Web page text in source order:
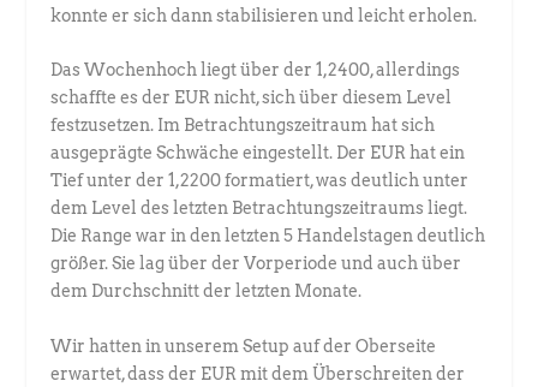
konnte er sich dann stabilisieren und leicht erholen.
Das Wochenhoch liegt über der 1,2400, allerdings
schaffte es der EUR nicht, sich über diesem Level
festzusetzen. Im Betrachtungszeitraum hat sich
ausgeprägte Schwäche eingestellt. Der EUR hat ein
Tief unter der 1,2200 formatiert, was deutlich unter
dem Level des letzten Betrachtungszeitraums liegt.
Die Range war in den letzten 5 Handelstagen deutlich
größer. Sie lag über der Vorperiode und auch über
dem Durchschnitt der letzten Monate.
Wir hatten in unserem Setup auf der Oberseite
erwartet, dass der EUR mit dem Überschreiten der